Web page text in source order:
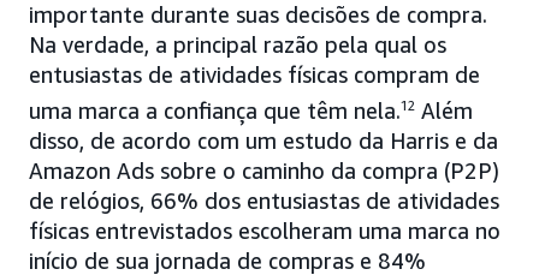
importante durante suas decisões de compra.
Na verdade, a principal razão pela qual os
entusiastas de atividades físicas compram de
uma marca a confiança que têm nela.12 Além
disso, de acordo com um estudo da Harris e da
Amazon Ads sobre o caminho da compra (P2P)
de relógios, 66% dos entusiastas de atividades
físicas entrevistados escolheram uma marca no
início de sua jornada de compras e 84%